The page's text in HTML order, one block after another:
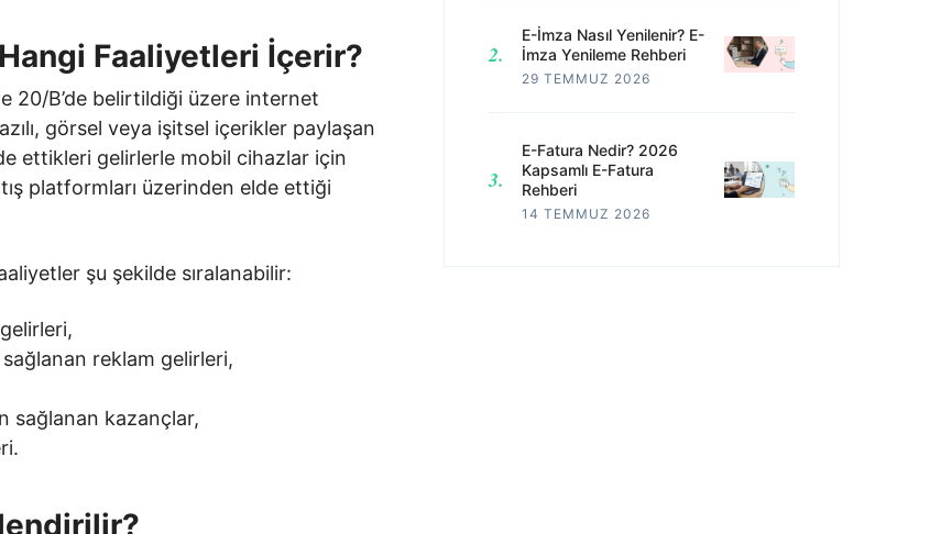
Faaliyetleri İçerir?
20/B’de belirtildiği üzere internet
görsel veya işitsel içerikler paylaşan
ettikleri gelirlerle mobil cihazlar için
platformları üzerinden elde ettiği
şu şekilde sıralanabilir:
reklam gelirleri,
sağlanan kazançlar,
E-İmza Nasıl Yenilenir? E-
İmza Yenileme Rehberi
29 TEMMUZ 2026
E-Fatura Nedir? 2026
Kapsamlı E-Fatura
Rehberi
14 TEMMUZ 2026